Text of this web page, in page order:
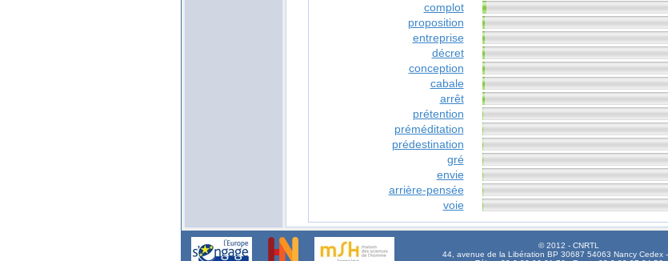
complot
proposition
entreprise
décret
conception
cabale
arrêt
prétention
préméditation
prédestination
gré
envie
arrière-pensée
voie
© 2012 - CNRTL
44, avenue de la Libération BP 30687 54063 Nancy Cedex